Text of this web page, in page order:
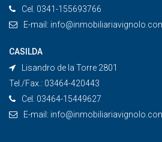
Cel. 0341-155693766
E-mail:
CASILDA
Lisandro de la Torre 2801
Tel./Fax.: 03464-420443
Cel. 03464-15449627
E-mail: